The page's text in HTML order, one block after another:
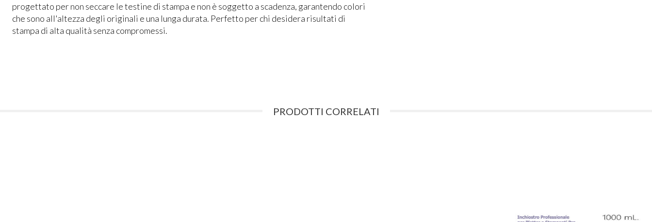
progettato per non seccare le testine di stampa e non è soggetto a scadenza, garantendo colori
che sono all'altezza degli originali e una lunga durata. Perfetto per chi desidera risultati di
stampa di alta qualità senza compromessi.
PRODOTTI CORRELATI